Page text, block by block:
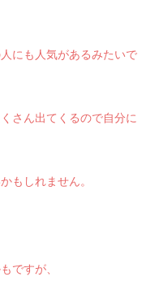
にも人気があるみたいで
さん出てくるので自分に
もしれません。
ですが、